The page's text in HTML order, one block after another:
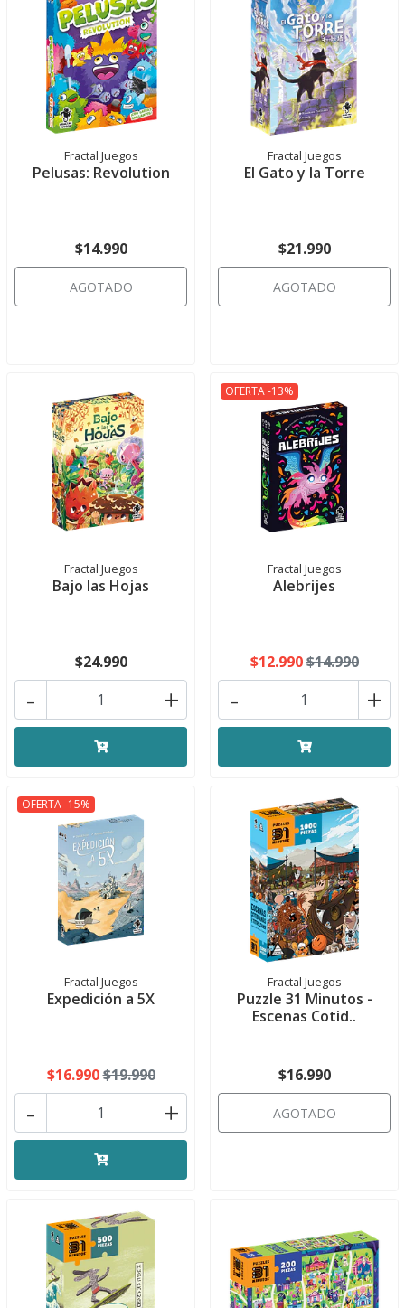
Fractal Juegos
Pelusas: Revolution
$14.990
AGOTADO
Fractal Juegos
El Gato y la Torre
$21.990
AGOTADO
Fractal Juegos
Bajo las Hojas
$24.990
+
-
OFERTA -13%
Fractal Juegos
Alebrijes
$12.990$14.990
+
-
OFERTA -15%
Fractal Juegos
Expedición a 5X
$16.990$19.990
+
-
Fractal Juegos
Puzzle 31 Minutos -
Escenas Cotid..
$16.990
AGOTADO